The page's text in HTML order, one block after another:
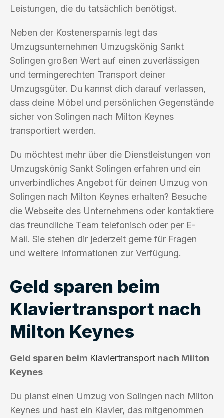
Leistungen, die du tatsächlich benötigst.
Neben der Kostenersparnis legt das
Umzugsunternehmen Umzugskönig Sankt
Solingen großen Wert auf einen zuverlässigen
und termingerechten Transport deiner
Umzugsgüter. Du kannst dich darauf verlassen,
dass deine Möbel und persönlichen Gegenstände
sicher von Solingen nach Milton Keynes
transportiert werden.
Du möchtest mehr über die Dienstleistungen von
Umzugskönig Sankt Solingen erfahren und ein
unverbindliches Angebot für deinen Umzug von
Solingen nach Milton Keynes erhalten? Besuche
die Webseite des Unternehmens oder kontaktiere
das freundliche Team telefonisch oder per E-
Mail. Sie stehen dir jederzeit gerne für Fragen
und weitere Informationen zur Verfügung.
Geld sparen beim
Klaviertransport nach
Milton Keynes
Geld sparen beim Klaviertransport nach Milton
Keynes
Du planst einen Umzug von Solingen nach Milton
Keynes und hast ein Klavier, das mitgenommen